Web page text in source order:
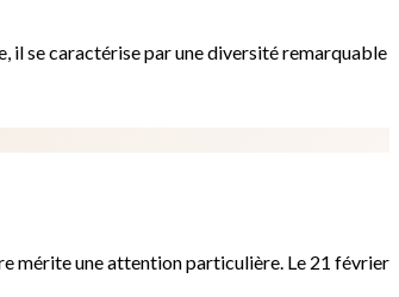
il se caractérise par une diversité remarquable
mérite une attention particulière. Le 21 février